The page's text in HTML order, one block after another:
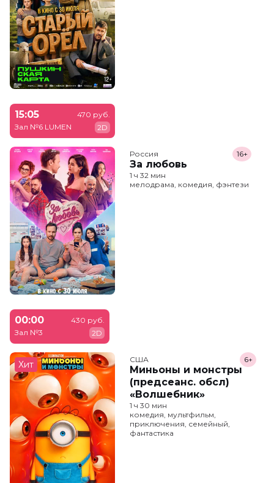
15:05
Зал №6 LUMEN
470 руб.
2D
Россия
За любовь
16+
1 ч 32 мин
мелодрама, комедия, фэнтези
00:00
Зал №3
430 руб.
2D
Хит США
Миньоны и монстры
(предсеанс. обсл)
«Волшебник»
6+
1 ч 30 мин
комедия, мультфильм,
приключения, семейный,
фантастика